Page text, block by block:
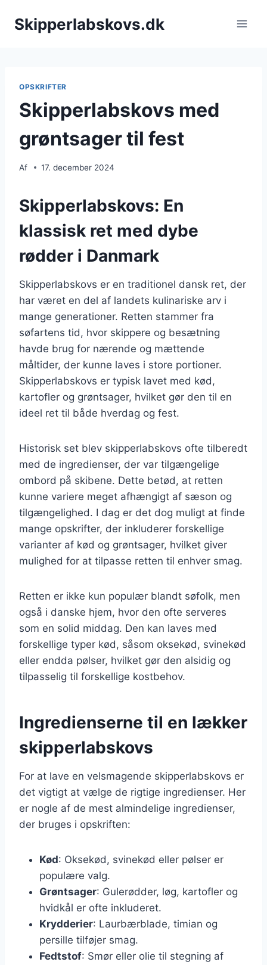
Skipperlabskovs.dk
OPSKRIFTER
Skipperlabskovs med
grøntsager til fest
Af 17. december 2024
Skipperlabskovs: En
klassisk ret med dybe
rødder i Danmark
Skipperlabskovs er en traditionel dansk ret, der
har været en del af landets kulinariske arv i
mange generationer. Retten stammer fra
søfartens tid, hvor skippere og besætning
havde brug for nærende og mættende
måltider, der kunne laves i store portioner.
Skipperlabskovs er typisk lavet med kød,
kartofler og grøntsager, hvilket gør den til en
ideel ret til både hverdag og fest.
Historisk set blev skipperlabskovs ofte tilberedt
med de ingredienser, der var tilgængelige
ombord på skibene. Dette betød, at retten
kunne variere meget afhængigt af sæson og
tilgængelighed. I dag er det dog muligt at finde
mange opskrifter, der inkluderer forskellige
varianter af kød og grøntsager, hvilket giver
mulighed for at tilpasse retten til enhver smag.
Retten er ikke kun populær blandt søfolk, men
også i danske hjem, hvor den ofte serveres
som en solid middag. Den kan laves med
forskellige typer kød, såsom oksekød, svinekød
eller endda pølser, hvilket gør den alsidig og
tilpasselig til forskellige kostbehov.
Ingredienserne til en lækker
skipperlabskovs
For at lave en velsmagende skipperlabskovs er
det vigtigt at vælge de rigtige ingredienser. Her
er nogle af de mest almindelige ingredienser,
der bruges i opskriften:
Kød: Oksekød, svinekød eller pølser er
populære valg.
Grøntsager: Gulerødder, løg, kartofler og
hvidkål er ofte inkluderet.
Krydderier: Laurbærblade, timian og
persille tilføjer smag.
Fedtstof: Smør eller olie til stegning af